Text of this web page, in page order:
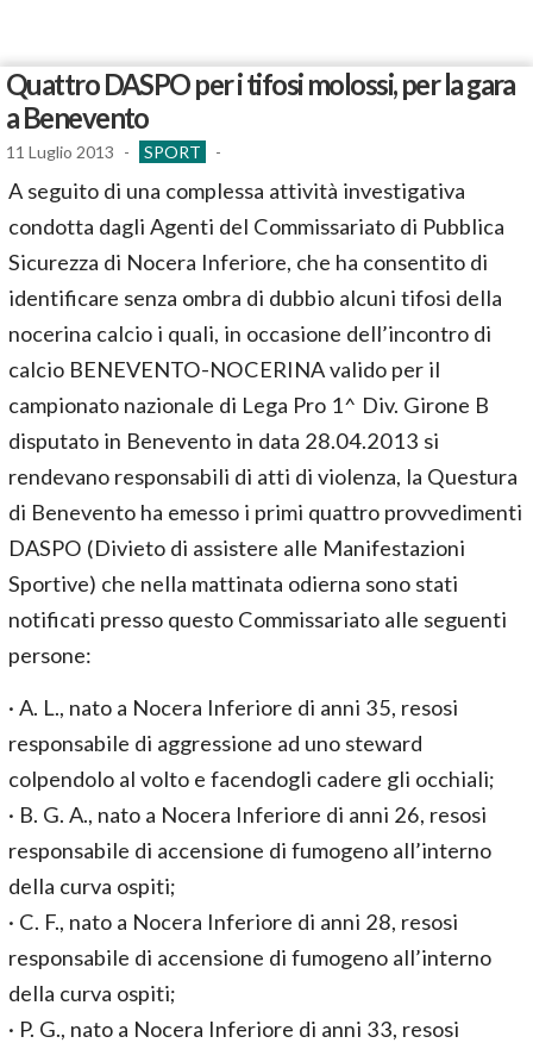
Quattro DASPO per i tifosi molossi, per la gara
a Benevento
11 Luglio 2013 - SPORT -
A seguito di una complessa attività investigativa
condotta dagli Agenti del Commissariato di Pubblica
Sicurezza di Nocera Inferiore, che ha consentito di
identificare senza ombra di dubbio alcuni tifosi della
nocerina calcio i quali, in occasione dell’incontro di
calcio BENEVENTO-NOCERINA valido per il
campionato nazionale di Lega Pro 1^ Div. Girone B
disputato in Benevento in data 28.04.2013 si
rendevano responsabili di atti di violenza, la Questura
di Benevento ha emesso i primi quattro provvedimenti
DASPO (Divieto di assistere alle Manifestazioni
Sportive) che nella mattinata odierna sono stati
notificati presso questo Commissariato alle seguenti
persone:
· A. L., nato a Nocera Inferiore di anni 35, resosi
responsabile di aggressione ad uno steward
colpendolo al volto e facendogli cadere gli occhiali;
· B. G. A., nato a Nocera Inferiore di anni 26, resosi
responsabile di accensione di fumogeno all’interno
della curva ospiti;
· C. F., nato a Nocera Inferiore di anni 28, resosi
responsabile di accensione di fumogeno all’interno
della curva ospiti;
· P. G., nato a Nocera Inferiore di anni 33, resosi